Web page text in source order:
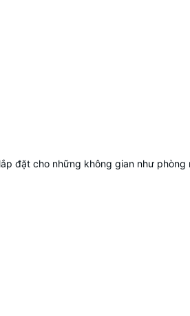
đặt cho những không gian như